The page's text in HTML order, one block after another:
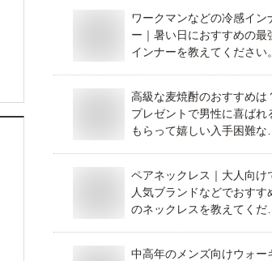
ワークマンなどの冷感イン
ー｜暑い日におすすめの最
インナーを教えてください。
高級な麦焼酎のおすすめは
プレゼントで男性に喜ばれ
もらって嬉しい入手困難な一
ペアネックレス｜大人向け
人気ブランドなどでおすす
のネックレスを教えてくださ
中高年のメンズ向けウォー